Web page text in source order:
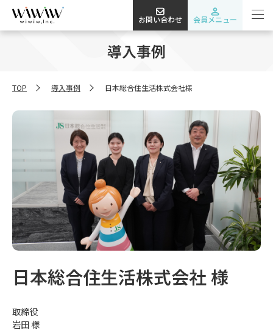
お問い合わせ 会員メニュー
導入事例
TOP 導入事例 日本総合住生活株式会社様
日本総合住生活株式会社 様
取締役
岩田 様